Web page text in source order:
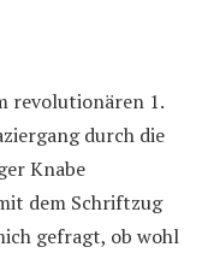
revolutionären 1.
durch die
Knabe
dem Schriftzug
gefragt, ob wohl